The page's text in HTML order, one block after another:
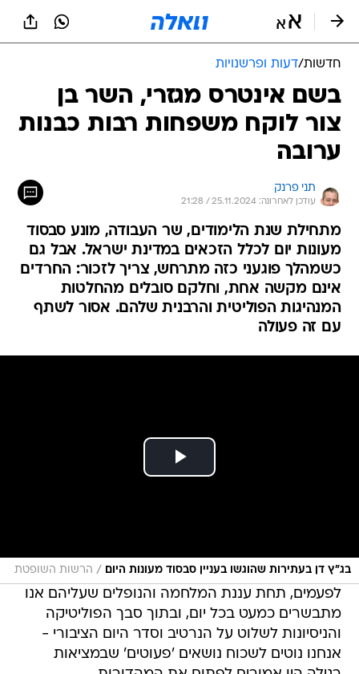
חדשות/דעות ופרשנויות
בשם אינטרס מגזרי, השר בן
צור לוקח משפחות רבות כבנות
ערובה
תני פרנק
עודכן לאחרונה: 25.11.2024 / 21:28
מתחילת שנת הלימודים, שר העבודה, מונע סבסוד
מעונות יום לכלל הזכאים במדינת ישראל. אבל גם
כשמהלך פוגעני כזה מתרחש, צריך לזכור: החרדים
אינם מקשה אחת, וחלקם סובלים מהחלטות
המנהיגות הפוליטית והרבנית שלהם. אסור לשתף
עם זה פעולה
בג"ץ דן בעתירות שהוגשו בעניין סבסוד מעונות היום / הרשות השופטת
לפעמים, תחת עננת המלחמה והנופלים שעליהם אנו
מתבשרים כמעט בכל יום, ובתוך סבך הפוליטיקה
והניסיונות לשלוט על הנרטיב וסדר היום הציבורי -
אנחנו נוטים לשכוח נושאים 'פעוטים' שבמציאות